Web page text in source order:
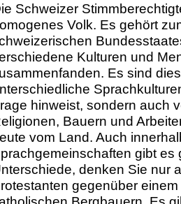
Schweizer
Volk. Es ge­hört
Kulturen und
Es sind
hin­weist, sondern auch
Bauern und
vom Land. Auch
gibt es
denken Sie nur
gegenüber